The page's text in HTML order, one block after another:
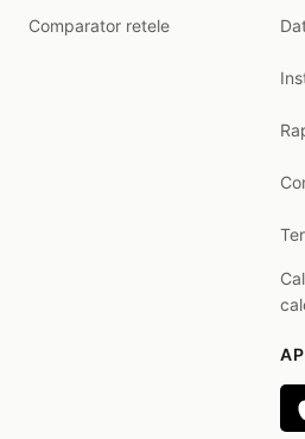
Comparator retele